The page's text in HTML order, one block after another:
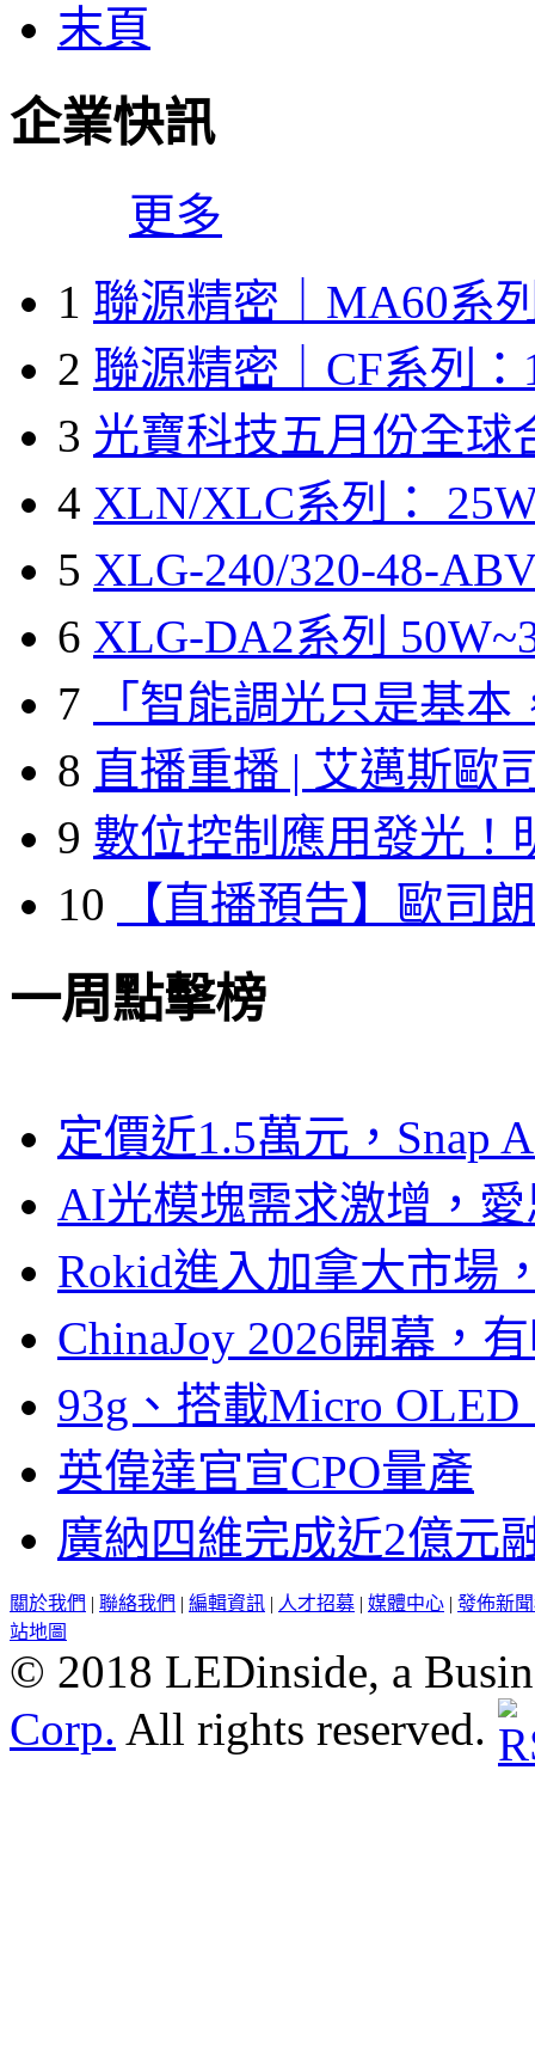
末頁
企業快訊
更多
1 聯源精密｜MA60系
2 聯源精密｜CF系列：
3 光寶科技五月份全球
4 XLN/XLC系列：
5 XLG-240/320-48-
6 XLG-DA2系列
7
「智能調光只是基本
8 直播重播 | 艾邁斯歐
9 數位控制應用發光！
10
【直播預告】歐司
一周點擊榜
定價近1.5萬元，Snap
AI光模塊需求激增，
Rokid進入加拿大市場
ChinaJoy 2026開幕，
93g、搭載Micro
英偉達官宣CPO量產
廣納四維完成近2億元
關於我們 | 聯絡我們 | 編輯資訊 | 人才招募 | 媒體中心 | 發佈新
站地圖
© 2018 LEDinside, a
Corp. All rights reserved.